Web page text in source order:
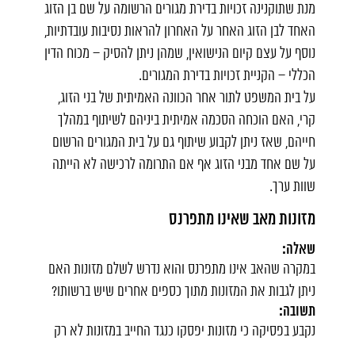
מנת שתוקנינה זכויות בדירת מגורים הרשומה על שם בן הזוג
האחד לבן הזוג האחר על האחרון להראות נסיבות עובדתיות,
נוסף על עצם קיום הנישואין, שמהן ניתן להסיק – מכוח הדין
הכללי – הקניית זכויות בדירת המגורים.
על בית המשפט לתור אחר הכוונה האמיתית של בני הזוג,
קרי, האם הוכחה הסכמה אמיתית ביניהם לשיתוף במהלך
חייהם, שאז ניתן לקבוע שיתוף גם על בית המגורים הרשום
על שם אחד מבני הזוג אף אם התרומה לרכישה לא הייתה
שוות ערך.
מזונות מאב שאינו מתפרנס
שאלה:
במקרה שהאב אינו מתפרנס והוא נדרש לשלם מזונות האם
ניתן לגבות את המזונות מתוך כספים אחרים שיש ברשותו?
תשובה:
נקבע בפסיקה כי מזונות יפסקו כנגד החייב במזונות לא רק